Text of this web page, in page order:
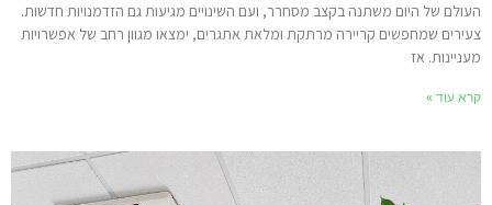
של היום משתנה בקצב מסחרר, ועם השינויים מגיעות גם הזדמנויות חדשות.
שמחפשים קריירה מרתקת ומלאת אתגרים, ימצאו מגוון רחב של אפשרויות
אז
עוד »